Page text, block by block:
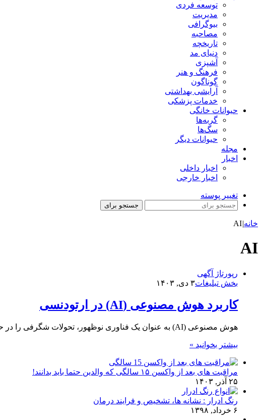
توسعه فردی
مدیریت
بیوگرافی
مصاحبه
تاریخچه
دنیای مد
آشپزی
فرهنگ و هنر
گوناگون
آرایشی بهداشتی
خدمات پزشکی
حیوانات خانگی
گربه‌ها
سگ‌ها
حیوانات دیگر
مجله
اخبار
اخبار داخلی
اخبار خارجی
تغییر پوسته
جستجو برای
خانه|
AI
AI
رپورتاژ آگهی
بخش تبلیغات۳ دی, ۱۴۰۳
کاربرد هوش مصنوعی (AI) در ارتودنسی
هوش مصنوعی (AI) به عنوان یک فناوری نوظهور، تحولات شگرفی را در حوزه‌های مختلف از جمله پزشکی و دندانپزشکی ایجاد…
بیشتر بخوانید »
مراقبت های بعد از واکسن ۱۵ سالگی که والدین حتما باید بدانند!
۲۵ آذر, ۱۴۰۳
رنگ ادرار : نشانه ها، تشخیص و فرایند درمان
۶ خرداد, ۱۳۹۸